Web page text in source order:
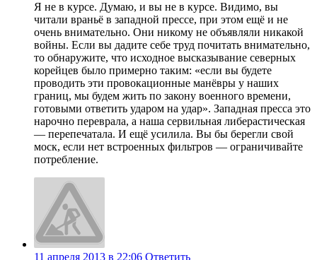
Я не в курсе. Думаю, и вы не в курсе. Видимо, вы
читали враньё в западной прессе, при этом ещё и не
очень внимательно. Они никому не объявляли никакой
войны. Если вы дадите себе труд почитать внимательно,
то обнаружите, что исходное высказывание северных
корейцев было примерно таким: «если вы будете
проводить эти провокационные манёвры у наших
границ, мы будем жить по закону военного времени,
готовыми ответить ударом на удар». Западная пресса это
нарочно переврала, а наша сервильная либерастическая
— перепечатала. И ещё усилила. Вы бы берегли свой
моск, если нет встроенных фильтров — ограничивайте
потребление.
11 апреля 2013 в 22:06 Ответить